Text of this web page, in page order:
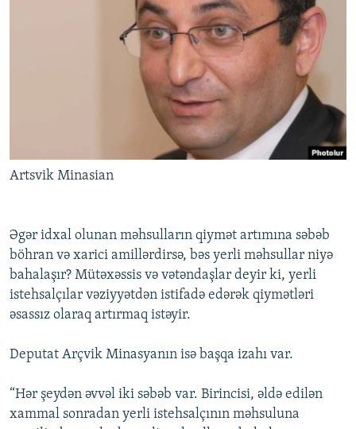
Artsvik Minasian
Əgər idxal olunan məhsulların qiymət artımına səbəb
böhran və xarici amillərdirsə, bəs yerli məhsullar niyə
bahalaşır? Mütəxəssis və vətəndaşlar deyir ki, yerli
istehsalçılar vəziyyətdən istifadə edərək qiymətləri
əsassız olaraq artırmaq istəyir.
Deputat Arçvik Minasyanın isə başqa izahı var.
“Hər şeydən əvvəl iki səbəb var. Birincisi, əldə edilən
xammal sonradan yerli istehsalçının məhsuluna